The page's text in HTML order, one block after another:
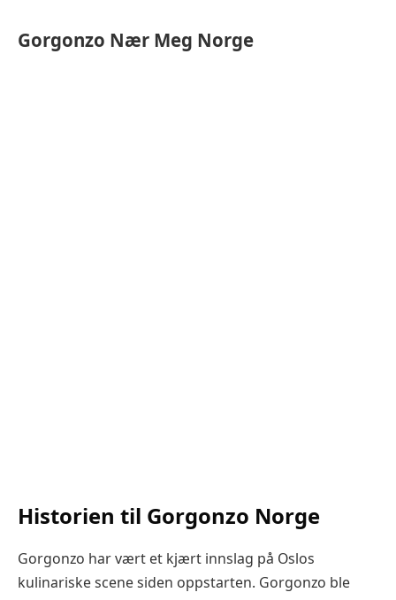
Gorgonzo Nær Meg Norge
Historien til Gorgonzo Norge
Gorgonzo har vært et kjært innslag på Oslos
kulinariske scene siden oppstarten. Gorgonzo ble